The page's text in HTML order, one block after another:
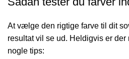
At vælge den rigtige farve til dit
resultat vil se ud. Heldigvis er
nogle tips: